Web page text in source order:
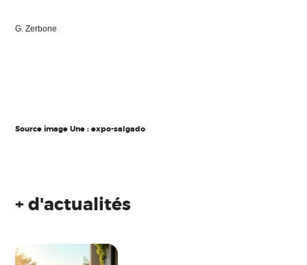
G. Zerbone
Source image Une : expo-salgado
+ d'actualités